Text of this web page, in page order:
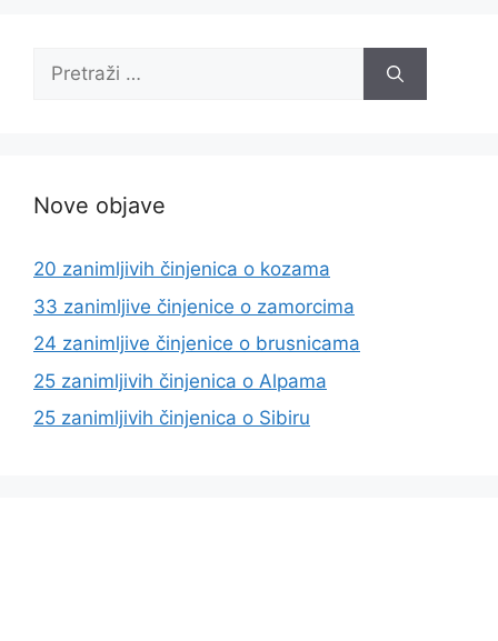
Pretraži:
Nove objave
20 zanimljivih činjenica o kozama
33 zanimljive činjenice o zamorcima
24 zanimljive činjenice o brusnicama
25 zanimljivih činjenica o Alpama
25 zanimljivih činjenica o Sibiru